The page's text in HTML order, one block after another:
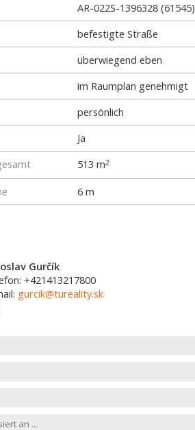
AR-022S-1396328 (61545)
befestigte Straße
überwiegend eben
im Raumplan genehmigt
persönlich
Ja
513 m2
6 m
Gurčík
+421413217800
gurcik@tureality.sk